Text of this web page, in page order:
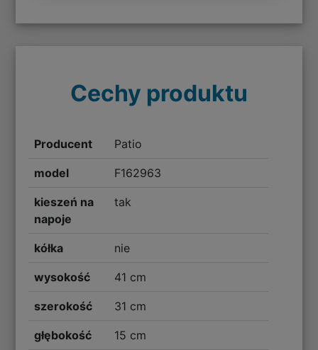
Cechy produktu
Producent Patio
model F162963
kieszeń na
napoje
tak
kółka nie
wysokość 41 cm
szerokość 31 cm
głębokość 15 cm